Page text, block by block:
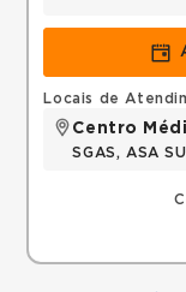
Locais de
Centro
SGAS, ASA